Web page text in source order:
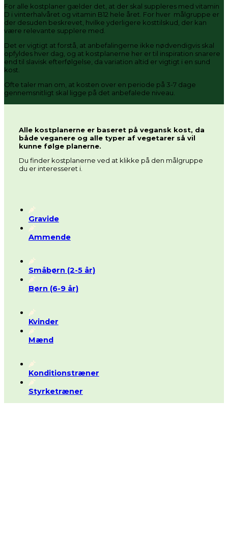
For alle kostplaner gælder det, at der skal suppleres med vitamin
D i vinterhalvåret og vitamin B12 hele året. For hver målgruppe er
der desuden beskrevet, hvilke yderligere kosttilskud, der kan
være relevante supplere med.
Det er vigtigt at forstå, at anbefalingerne ikke nødvendigvis skal
opfyldes hver dag, og at kostplanerne her er til inspiration snarere
end til slavisk efterfølgelse, da variation altid er vigtigt i en sund
kost.
Ofte taler man om, at kosten over en periode på 3-7 dage
gennemsnitligt skal ligge på det anbefalede niveau.
Alle kostplanerne er baseret på vegansk kost, da
både veganere og alle typer af vegetarer så vil
kunne følge planerne.
Du finder kostplanerne ved at klikke på den målgruppe
du er interesseret i.
Gravide
Ammende
Småbørn (2-5 år)
Børn (6-9 år)
Kvinder
Mænd
Konditionstræner
Styrketræner